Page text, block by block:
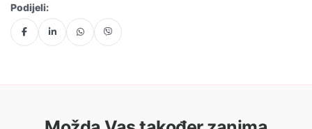
Podijeli: